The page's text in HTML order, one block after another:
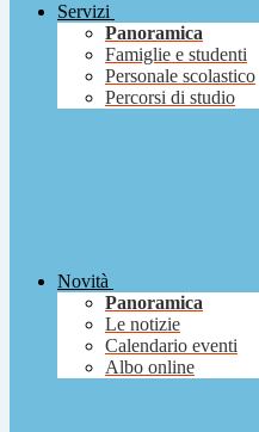
Servizi
Panoramica
Famiglie e studenti
Personale scolastico
Percorsi di studio
Novità
Panoramica
Le notizie
Calendario eventi
Albo online